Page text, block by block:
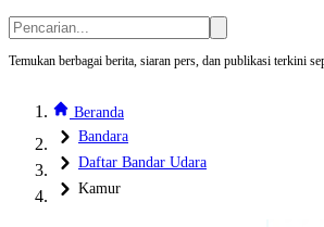
Temukan berbagai berita, siaran pers, dan publikasi terkini
Beranda
Bandara
Daftar Bandar Udara
Kamur